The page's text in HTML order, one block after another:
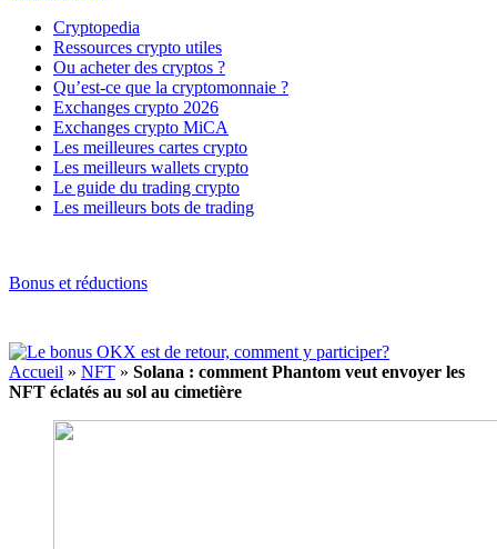
Cryptopedia
Ressources crypto utiles
Ou acheter des cryptos ?
Qu’est-ce que la cryptomonnaie ?
Exchanges crypto 2026
Exchanges crypto MiCA
Les meilleures cartes crypto
Les meilleurs wallets crypto
Le guide du trading crypto
Les meilleurs bots de trading
Bonus et réductions
Accueil » NFT » Solana : comment Phantom veut envoyer les
NFT éclatés au sol au cimetière